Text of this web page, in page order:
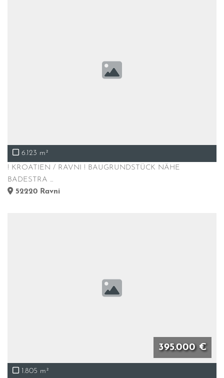
6.123 m²
! KROATIEN / RAVNI ! BAUGRUNDSTÜCK NÄHE
BADESTRA ...
52220 Ravni
395.000 €
1.805 m²